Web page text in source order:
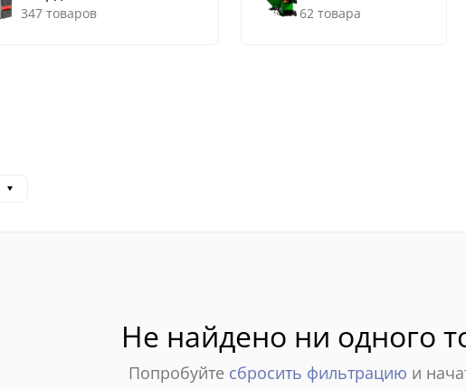
347 товаров 62 товара
Не найдено ни одного
Попробуйте сбросить фильтрацию и